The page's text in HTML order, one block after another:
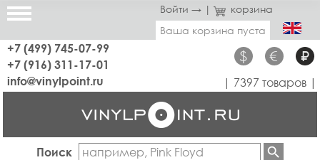
Войти → |
корзина
Ваша корзина пуста
+7 (499) 745-07-99
+7 (916) 311-17-01
$ € ₽
info@vinylpoint.ru | 7397 товаров |
Поиск